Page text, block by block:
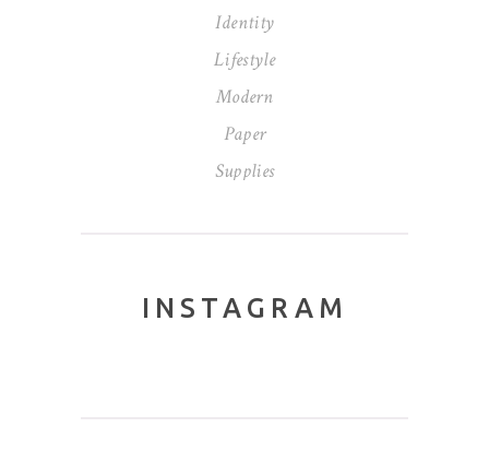
Identity
Lifestyle
Modern
Paper
Supplies
INSTAGRAM